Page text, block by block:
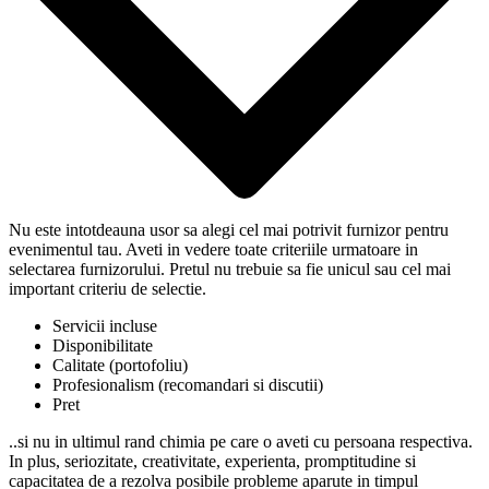
Nu este intotdeauna usor sa alegi cel mai potrivit furnizor pentru
evenimentul tau. Aveti in vedere toate criteriile urmatoare in
selectarea furnizorului. Pretul nu trebuie sa fie unicul sau cel mai
important criteriu de selectie.
Servicii incluse
Disponibilitate
Calitate (portofoliu)
Profesionalism (recomandari si discutii)
Pret
..si nu in ultimul rand chimia pe care o aveti cu persoana respectiva.
In plus, seriozitate, creativitate, experienta, promptitudine si
capacitatea de a rezolva posibile probleme aparute in timpul